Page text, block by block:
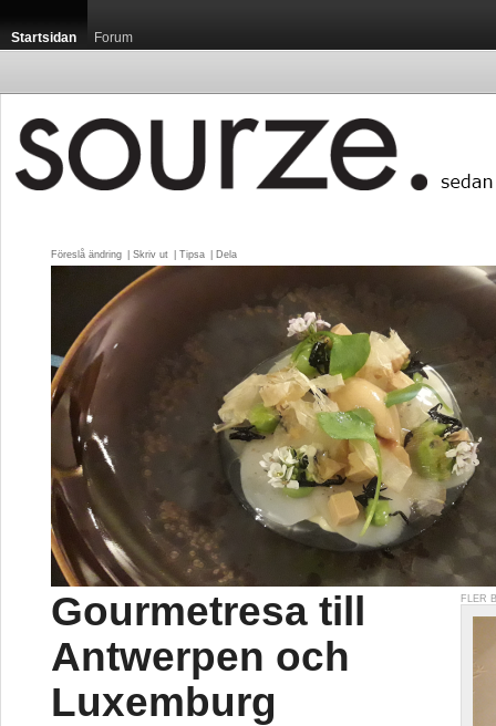
Startsidan Forum
Föreslå ändring Skriv ut Tipsa Dela
FLER
Gourmetresa till
Antwerpen och
Luxemburg